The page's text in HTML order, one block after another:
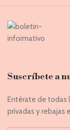
Suscríbete a
Entérate de todas
privadas y rebajas